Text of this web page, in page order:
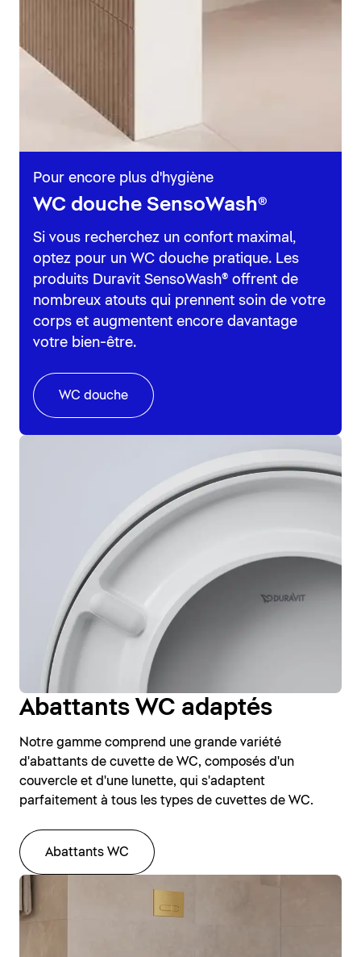
Pour encore plus d'hygiène
WC douche SensoWash®
Si vous recherchez un confort maximal,
optez pour un WC douche pratique. Les
produits Duravit SensoWash® offrent de
nombreux atouts qui prennent soin de votre
corps et augmentent encore davantage
votre bien-être.
WC douche
Abattants WC adaptés
Notre gamme comprend une grande variété
d'abattants de cuvette de WC, composés d'un
couvercle et d'une lunette, qui s'adaptent
parfaitement à tous les types de cuvettes de WC.
Abattants WC